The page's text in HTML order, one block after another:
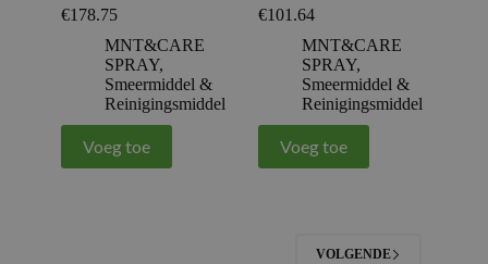
€178.75
MNT&CARE
SPRAY,
Smeermiddel &
Reinigingsmiddel
Voeg toe
€101.64
MNT&CARE
SPRAY,
Smeermiddel &
Reinigingsmiddel
Voeg toe
VOLGENDE